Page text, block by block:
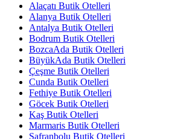
Alaçatı Butik Otelleri
Alanya Butik Otelleri
Antalya Butik Otelleri
Bodrum Butik Otelleri
BozcaAda Butik Otelleri
BüyükAda Butik Otelleri
Çeşme Butik Otelleri
Cunda Butik Otelleri
Fethiye Butik Otelleri
Göcek Butik Otelleri
Kaş Butik Otelleri
Marmaris Butik Otelleri
Safranbolu Butik Otelleri